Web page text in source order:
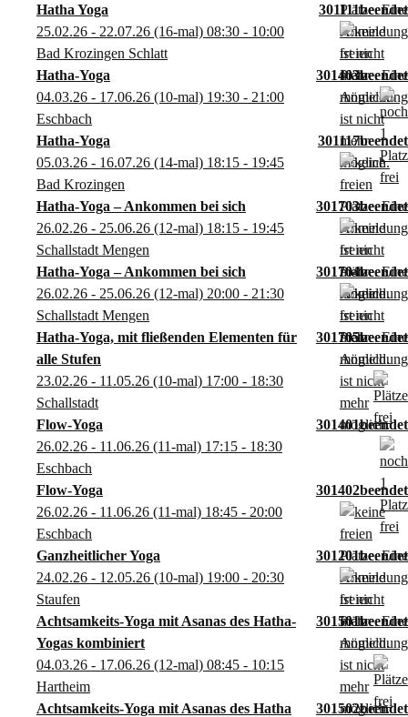
Hatha Yoga
301111
25.02.26 - 22.07.26 (16-mal) 08:30 - 10:00
Bad Krozingen Schlatt
Hatha-Yoga
301403
04.03.26 - 17.06.26 (10-mal) 19:30 - 21:00
Eschbach
Hatha-Yoga
301117
05.03.26 - 16.07.26 (14-mal) 18:15 - 19:45
Bad Krozingen
Hatha-Yoga – Ankommen bei sich
301703
26.02.26 - 25.06.26 (12-mal) 18:15 - 19:45
Schallstadt Mengen
Hatha-Yoga – Ankommen bei sich
301704
26.02.26 - 25.06.26 (12-mal) 20:00 - 21:30
Schallstadt Mengen
Hatha-Yoga, mit fließenden Elementen für
alle Stufen
301705
23.02.26 - 11.05.26 (10-mal) 17:00 - 18:30
Schallstadt
Flow-Yoga
301401
26.02.26 - 11.06.26 (11-mal) 17:15 - 18:30
Eschbach
Flow-Yoga
301402
26.02.26 - 11.06.26 (11-mal) 18:45 - 20:00
Eschbach
Ganzheitlicher Yoga
301201
24.02.26 - 12.05.26 (10-mal) 19:00 - 20:30
Staufen
Achtsamkeits-Yoga mit Asanas des Hatha-
Yogas kombiniert
301501
04.03.26 - 17.06.26 (12-mal) 08:45 - 10:15
Hartheim
Achtsamkeits-Yoga mit Asanas des Hatha
301502